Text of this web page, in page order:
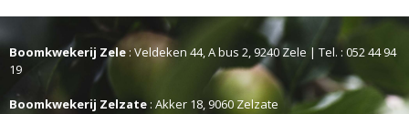
Boomkwekerij Zele: Veldeken 44, A bus 2, 9240 Zele | Tel. : 052 44 94
19
Boomkwekerij Zelzate : Akker 18, 9060 Zelzate